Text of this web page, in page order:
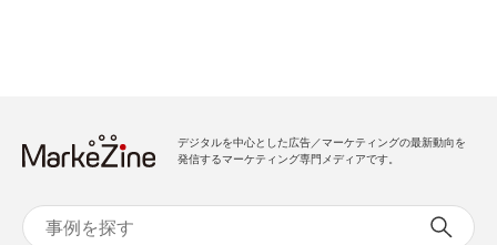
デジタルを中心とした広告／マーケティングの最新動向を
発信するマーケティング専門メディアです。